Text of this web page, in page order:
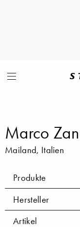
Marco
Mailand, Italien
Produkte
Hersteller
Artikel